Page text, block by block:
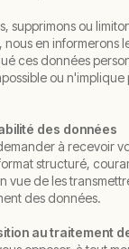
supprimons ou
en informerons
ces données
ou n'implique
des données
à recevoir
structuré,
vue de les
des données.
au traitement